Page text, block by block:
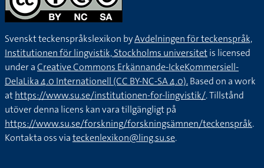
Svenskt teckenspråkslexikon byAvdelningen för teckenspråk,
Institutionen för lingvistik, Stockholms universitetis licensed
under aCreative Commons Erkännande-IckeKommersiell-
DelaLika 4.0 Internationell (CC BY-NC-SA 4.0).Based on a work
athttps://www.su.se/institutionen-for-lingvistik/. Tillstånd
utöver denna licens kan vara tillgängligt på
https://www.su.se/forskning/forskningsämnen/teckenspråk.
Kontakta oss viateckenlexikon@ling.su.se.